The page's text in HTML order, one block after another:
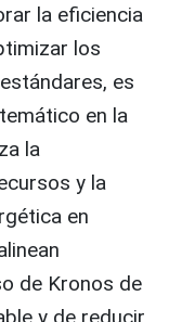
la eficiencia
los
es
en la
la
y la
en
de Kronos de
y de reducir